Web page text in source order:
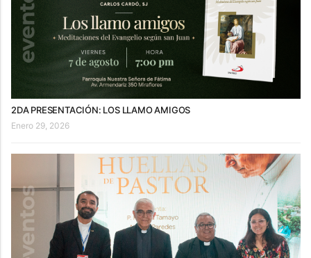
2DA PRESENTACIÓN: LOS LLAMO AMIGOS
Enero 29, 2026